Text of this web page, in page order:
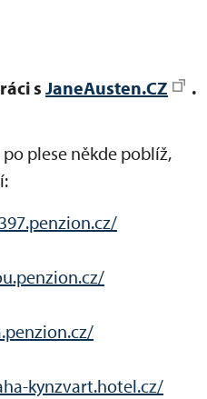
s JaneAusten.CZ .
plese někde poblíž,
kynzvart.hotel.cz/